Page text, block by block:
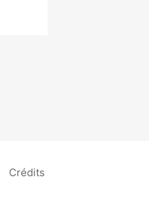
Crédits